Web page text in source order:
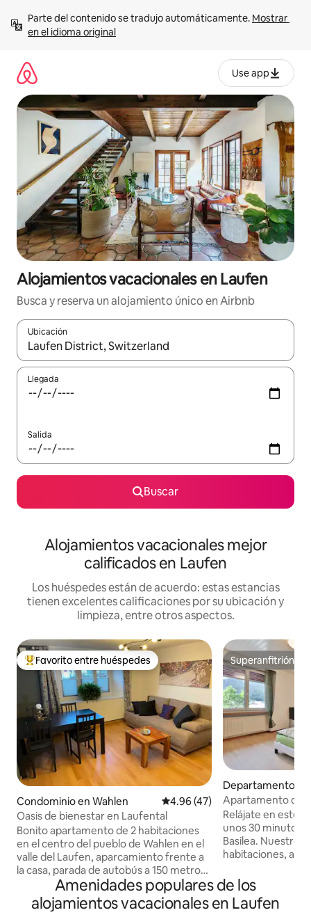
contenido
Parte del contenido se tradujo automáticamente. Mostrar
en el idioma original
Use app
Alojamientos vacacionales en Laufen
Busca y reserva un alojamiento único en Airbnb
Ubicación
Cuando los resultados estén disponibles, podrás navegar
Llegada
Salida
Buscar
Alojamientos vacacionales mejor
calificados en Laufen
Los huéspedes están de acuerdo: estas estancias
tienen excelentes calificaciones por su ubicación y
limpieza, entre otros aspectos.
De los mejores en Favorito entre huéspedes
Favorito entre huéspedes
Condominio en Wahlen Calificación promedio: 4.96 de
4.96 (47)
Oasis de bienestar en Laufental
Bonito apartamento de 2 habitaciones
en el centro del pueblo de Wahlen en el
valle del Laufen, aparcamiento frente a
la casa, parada de autobús a 150 metros,
Basilea se encuentra a 30 minutos.
Hermoso paraíso para practicar
senderismo y ciclismo, parque infantil
Superanfitrión
Superanfitrión
Departamento
Apartamento de
Basilea y la
Relájate en este
unos 30 minutos
Basilea. Nuestro
habitaciones,
la región
naturaleza. No
apartamento
Amenidades populares de los
alojamientos vacacionales en Laufen